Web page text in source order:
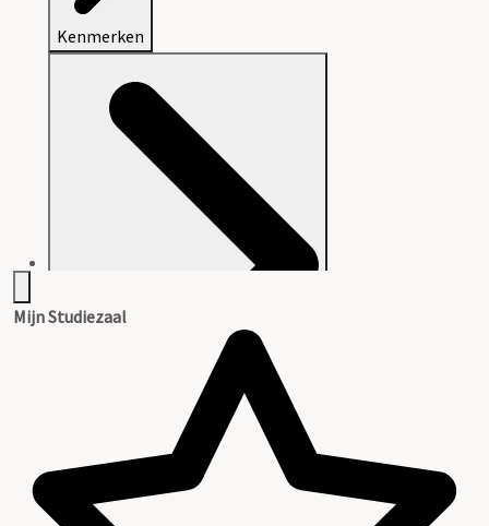
Kenmerken
Inhoud en structuur van het archief
Mijn Studiezaal